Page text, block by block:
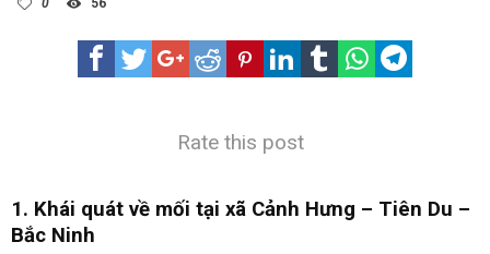
Ninh
0 56
Rate this post
1. Khái quát về mối tại xã Cảnh Hưng – Tiên Du –
Bắc Ninh